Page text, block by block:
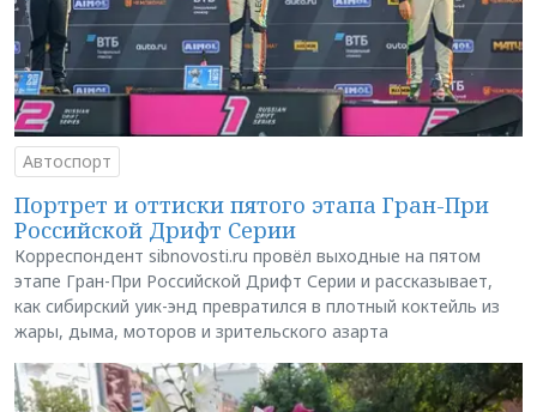
Автоспорт
Портрет и оттиски пятого этапа Гран-При
Российской Дрифт Серии
Корреспондент sibnovosti.ru провёл выходные на пятом
этапе Гран-При Российской Дрифт Серии и рассказывает,
как сибирский уик-энд превратился в плотный коктейль из
жары, дыма, моторов и зрительского азарта